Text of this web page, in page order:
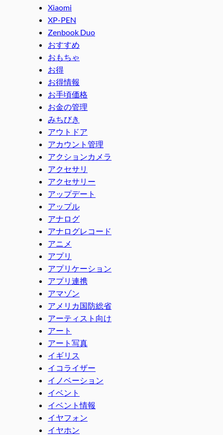
Xiaomi
XP-PEN
Zenbook Duo
おすすめ
おもちゃ
お得
お得情報
お手頃価格
お金の管理
みちびき
アウトドア
アカウント管理
アクションカメラ
アクセサリ
アクセサリー
アップデート
アップル
アナログ
アナログレコード
アニメ
アプリ
アプリケーション
アプリ連携
アマゾン
アメリカ国防総省
アーティスト向け
アート
アート写真
イギリス
イコライザー
イノベーション
イベント
イベント情報
イヤフォン
イヤホン